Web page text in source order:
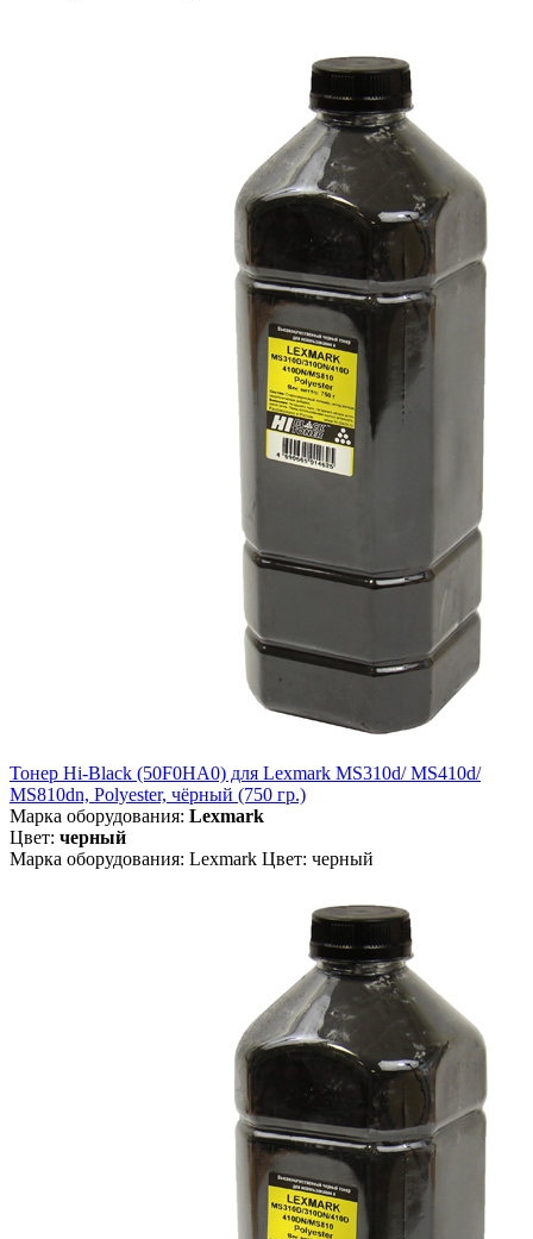
Тонер Hi-Black (50F0HA0) для Lexmark MS310d/ MS410d/
MS810dn, Polyester, чёрный (750 гр.)
Марка оборудования: Lexmark
Цвет: черный
Марка оборудования: Lexmark Цвет: черный